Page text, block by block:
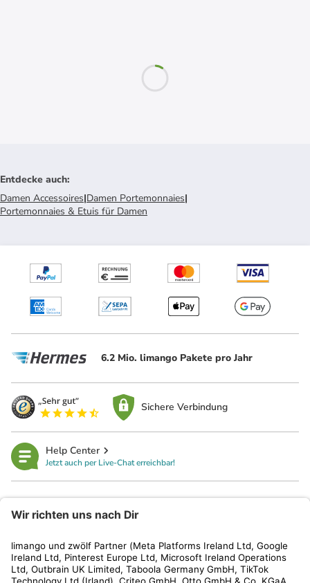
Entdecke auch:
Damen Accessoires|Damen Portemonnaies|
Portemonnaies & Etuis für Damen
6.2 Mio. limango Pakete pro Jahr
Sichere Verbindung
Help Center
Jetzt auch per Live-Chat erreichbar!
Kundenservice